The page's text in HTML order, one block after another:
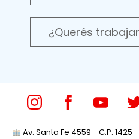
¿Querés
Av. Santa Fe 4559 - C.P. 1425 -